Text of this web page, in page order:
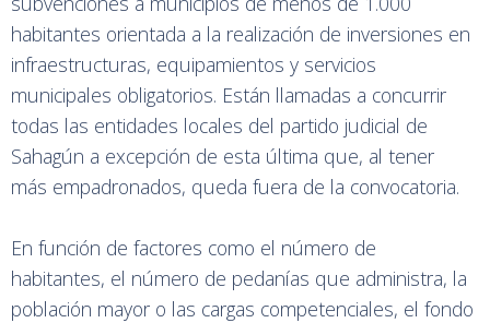
habitantes orientada a la realización de inversiones en
infraestructuras, equipamientos y servicios
municipales obligatorios. Están llamadas a concurrir
todas las entidades locales del partido judicial de
Sahagún a excepción de esta última que, al tener
más empadronados, queda fuera de la convocatoria.
En función de factores como el número de
habitantes, el número de pedanías que administra, la
población mayor o las cargas competenciales, el fondo